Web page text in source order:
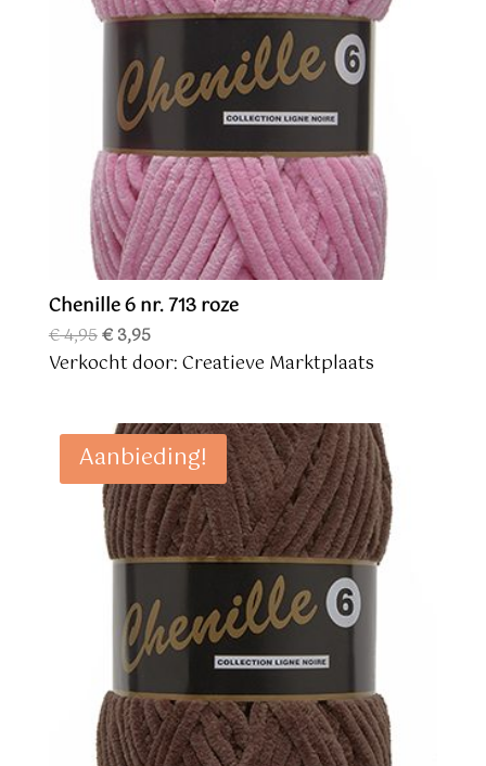
Chenille 6 nr. 713 roze
€4,95Oorspronkelijke
prijs
€3,95Huidige
prijs
Verkocht door: Creatieve Marktplaats
Aanbieding!